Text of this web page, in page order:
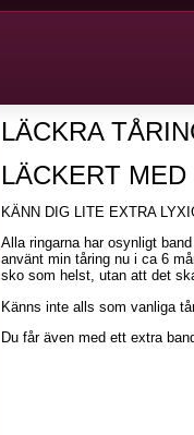
LÄCKRA
LÄCKERT
KÄNN DIG LITE EXTRA
Alla ringarna har osynligt
använt min tåring nu i ca 6
sko som helst, utan att det
Känns inte alls som vanliga
Du får även med ett extra